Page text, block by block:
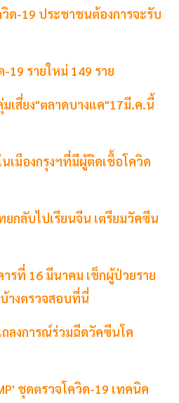
-19 ประชาชนต้องการจะรับ
19 รายใหม่ 149 ราย
เสี่ยง"ตลาดบางแค"17มี.ค.นี้
เมืองกรุงฯที่มีผู้ติดเชื้อโควิด
กลับไปเรียนจีน เตรียมวัคซีน
รที่ 16 มีนาคม เช็กผู้ป่วยราย
างตรวจสอบที่นี่
ถลงการณ์ร่วมฉีดวัคซีนโค
ชุดตรวจโควิด-19 เทคนิค